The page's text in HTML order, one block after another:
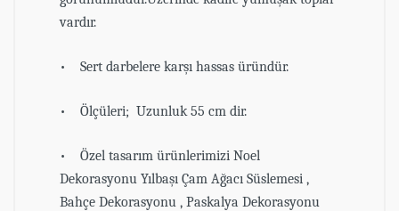
vardır.
• Sert darbelere karşı hassas üründür.
• Ölçüleri; Uzunluk 55 cm dir.
• Özel tasarım ürünlerimizi Noel
Dekorasyonu Yılbaşı Çam Ağacı Süslemesi ,
Bahçe Dekorasyonu , Paskalya Dekorasyonu